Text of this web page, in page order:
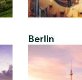
Berlin